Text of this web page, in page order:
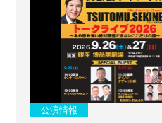
公演情報